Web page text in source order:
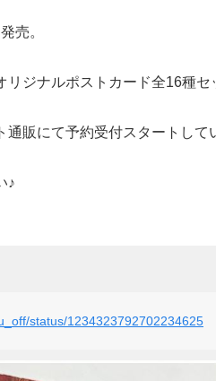
売。
ジナルポストカード全16種セ
販にて予約受付スタートして
♪
status/1234323792702234625